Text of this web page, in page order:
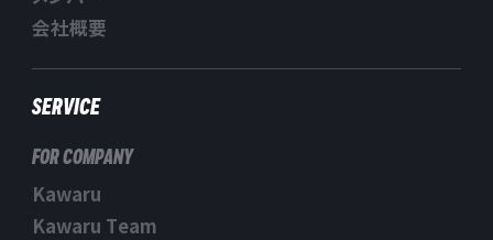
会社概要
SERVICE
FOR COMPANY
Kawaru
Kawaru Team